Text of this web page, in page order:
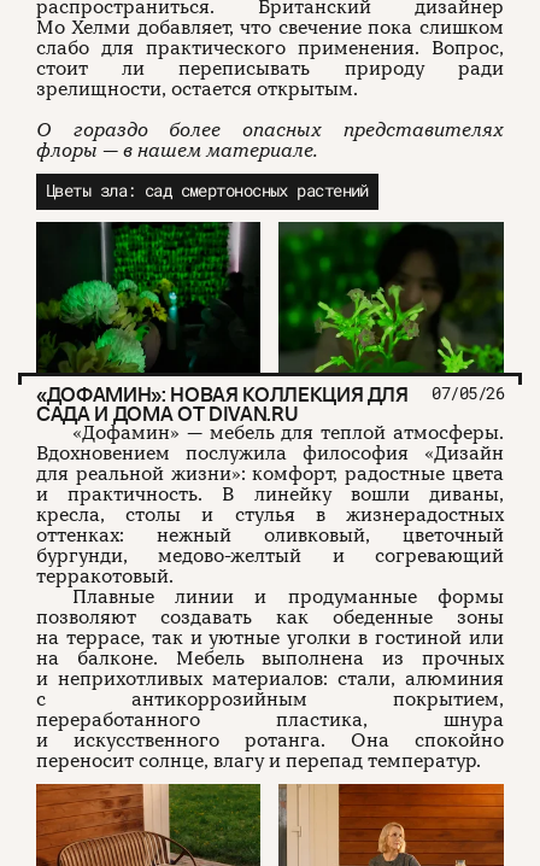
распространиться. Британский дизайнер
Мо Хелми добавляет, что свечение пока слишком
слабо для практического применения. Вопрос,
стоит ли переписывать природу ради
зрелищности, остается открытым.
О гораздо более опасных представителях
флоры — в нашем материале.
Цветы зла: сад смертоносных растений
«ДОФАМИН»: НОВАЯ КОЛЛЕКЦИЯ ДЛЯ
САДА И ДОМА ОТ DIVAN.RU
07/05/26
«Дофамин» — мебель для теплой атмосферы.
Вдохновением послужила философия «Дизайн
для реальной жизни»: комфорт, радостные цвета
и практичность. В линейку вошли диваны,
кресла, столы и стулья в жизнерадостных
оттенках: нежный оливковый, цветочный
бургунди, медово-желтый и согревающий
терракотовый.
Плавные линии и продуманные формы
позволяют создавать как обеденные зоны
на террасе, так и уютные уголки в гостиной или
на балконе. Мебель выполнена из прочных
и неприхотливых материалов: стали, алюминия
с антикоррозийным покрытием,
переработанного пластика, шнура
и искусственного ротанга. Она спокойно
переносит солнце, влагу и перепад температур.